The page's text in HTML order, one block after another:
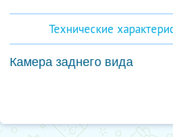
Технические
Камера заднего вида